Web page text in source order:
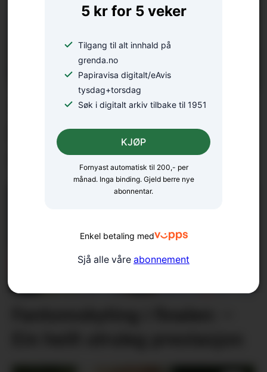
5 kr for 5 veker
Tilgang til alt innhald på
grenda.no
Papiravisa digitalt/eAvis
tysdag+torsdag
Søk i digitalt arkiv tilbake til 1951
Fornyast automatisk til 200,- per
månad. Inga binding. Gjeld berre nye
abonnentar.
KJØP
Enkel betaling med
Sjå alle våre abonnement
Tredjeåret i 6 knop langs
heile Norskekysten: – Eg
nyt kvar nautiske mil